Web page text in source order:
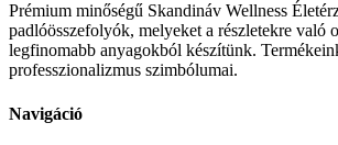
Prémium minőségű Skandináv Wellness
padlóösszefolyók, melyeket a részletekre való
legfinomabb anyagokból készítünk.
professzionalizmus szimbólumai.
Navigáció